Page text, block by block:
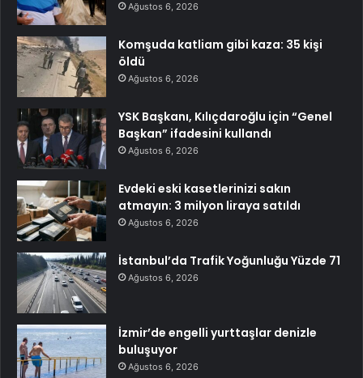
Ağustos 6, 2026
Komşuda katliam gibi kaza: 35 kişi
öldü
Ağustos 6, 2026
YSK Başkanı, Kılıçdaroğlu için “Genel
Başkan” ifadesini kullandı
Ağustos 6, 2026
Evdeki eski kasetlerinizi sakın
atmayın: 3 milyon liraya satıldı
Ağustos 6, 2026
İstanbul’da Trafik Yoğunluğu Yüzde 71
Ağustos 6, 2026
İzmir’de engelli yurttaşlar denizle
buluşuyor
Ağustos 6, 2026